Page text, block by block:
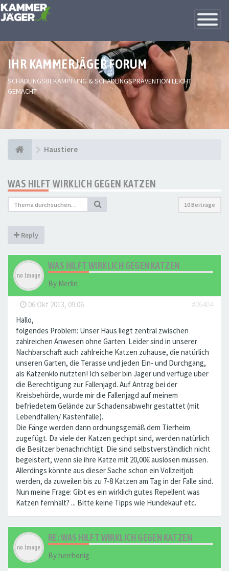
Toggle
IHR KAMMERJÄGER FORUM
SCHÄDLINGSBEKÄMPFUNG & SCHÄDLINGSPRÄVENTION LEICHT
GEMACHT
Haustiere
WAS HILFT WIRKLICH GEGEN KATZEN
10 Beiträge
Reply
WAS HILFT WIRKLICH GEGEN KATZEN
By Merlin
- 06 Okt 2013, 09:06
#26404
Hallo,
folgendes Problem: Unser Haus liegt zentral zwischen
zahlreichen Anwesen ohne Garten. Leider sind in unserer
Nachbarschaft auch zahlreiche Katzen zuhause, die natürlich
unseren Garten, die Terasse und jeden Ein- und Durchgang,
als Katzenklo nutzten! Ich selber bin Jäger und verfüge über
die Berechtigung zur Fallenjagd. Auf Antrag bei der
Kreisbehörde, wurde mir die Fallenjagd auf meinem
befriedetem Gelände zur Schadensabwehr gestattet (mit
Lebendfallen/ Kastenfalle).
Die Fänge werden dann ordnungsgemäß dem Tierheim
zugefügt. Da viele der Katzen gechipt sind, werden natürlich
die Besitzer benachrichtigt. Die sind selbstverständlich nicht
begeistert, wenn sie ihre Katze mit 20,00€ auslösen müssen.
Allerdings könnte aus dieser Sache schon ein Vollzeitjob
werden, da zuweilen bis zu 7-8 Katzen am Tag in der Falle sind.
Nun meine Frage: Gibt es ein wirklich gutes Repellent was
Katzen fernhält? ... Bitte keine Tipps wie Hundekauf etc.
RE: WAS HILFT WIRKLICH GEGEN KATZEN
By herrhonig